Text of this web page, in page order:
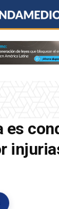
es